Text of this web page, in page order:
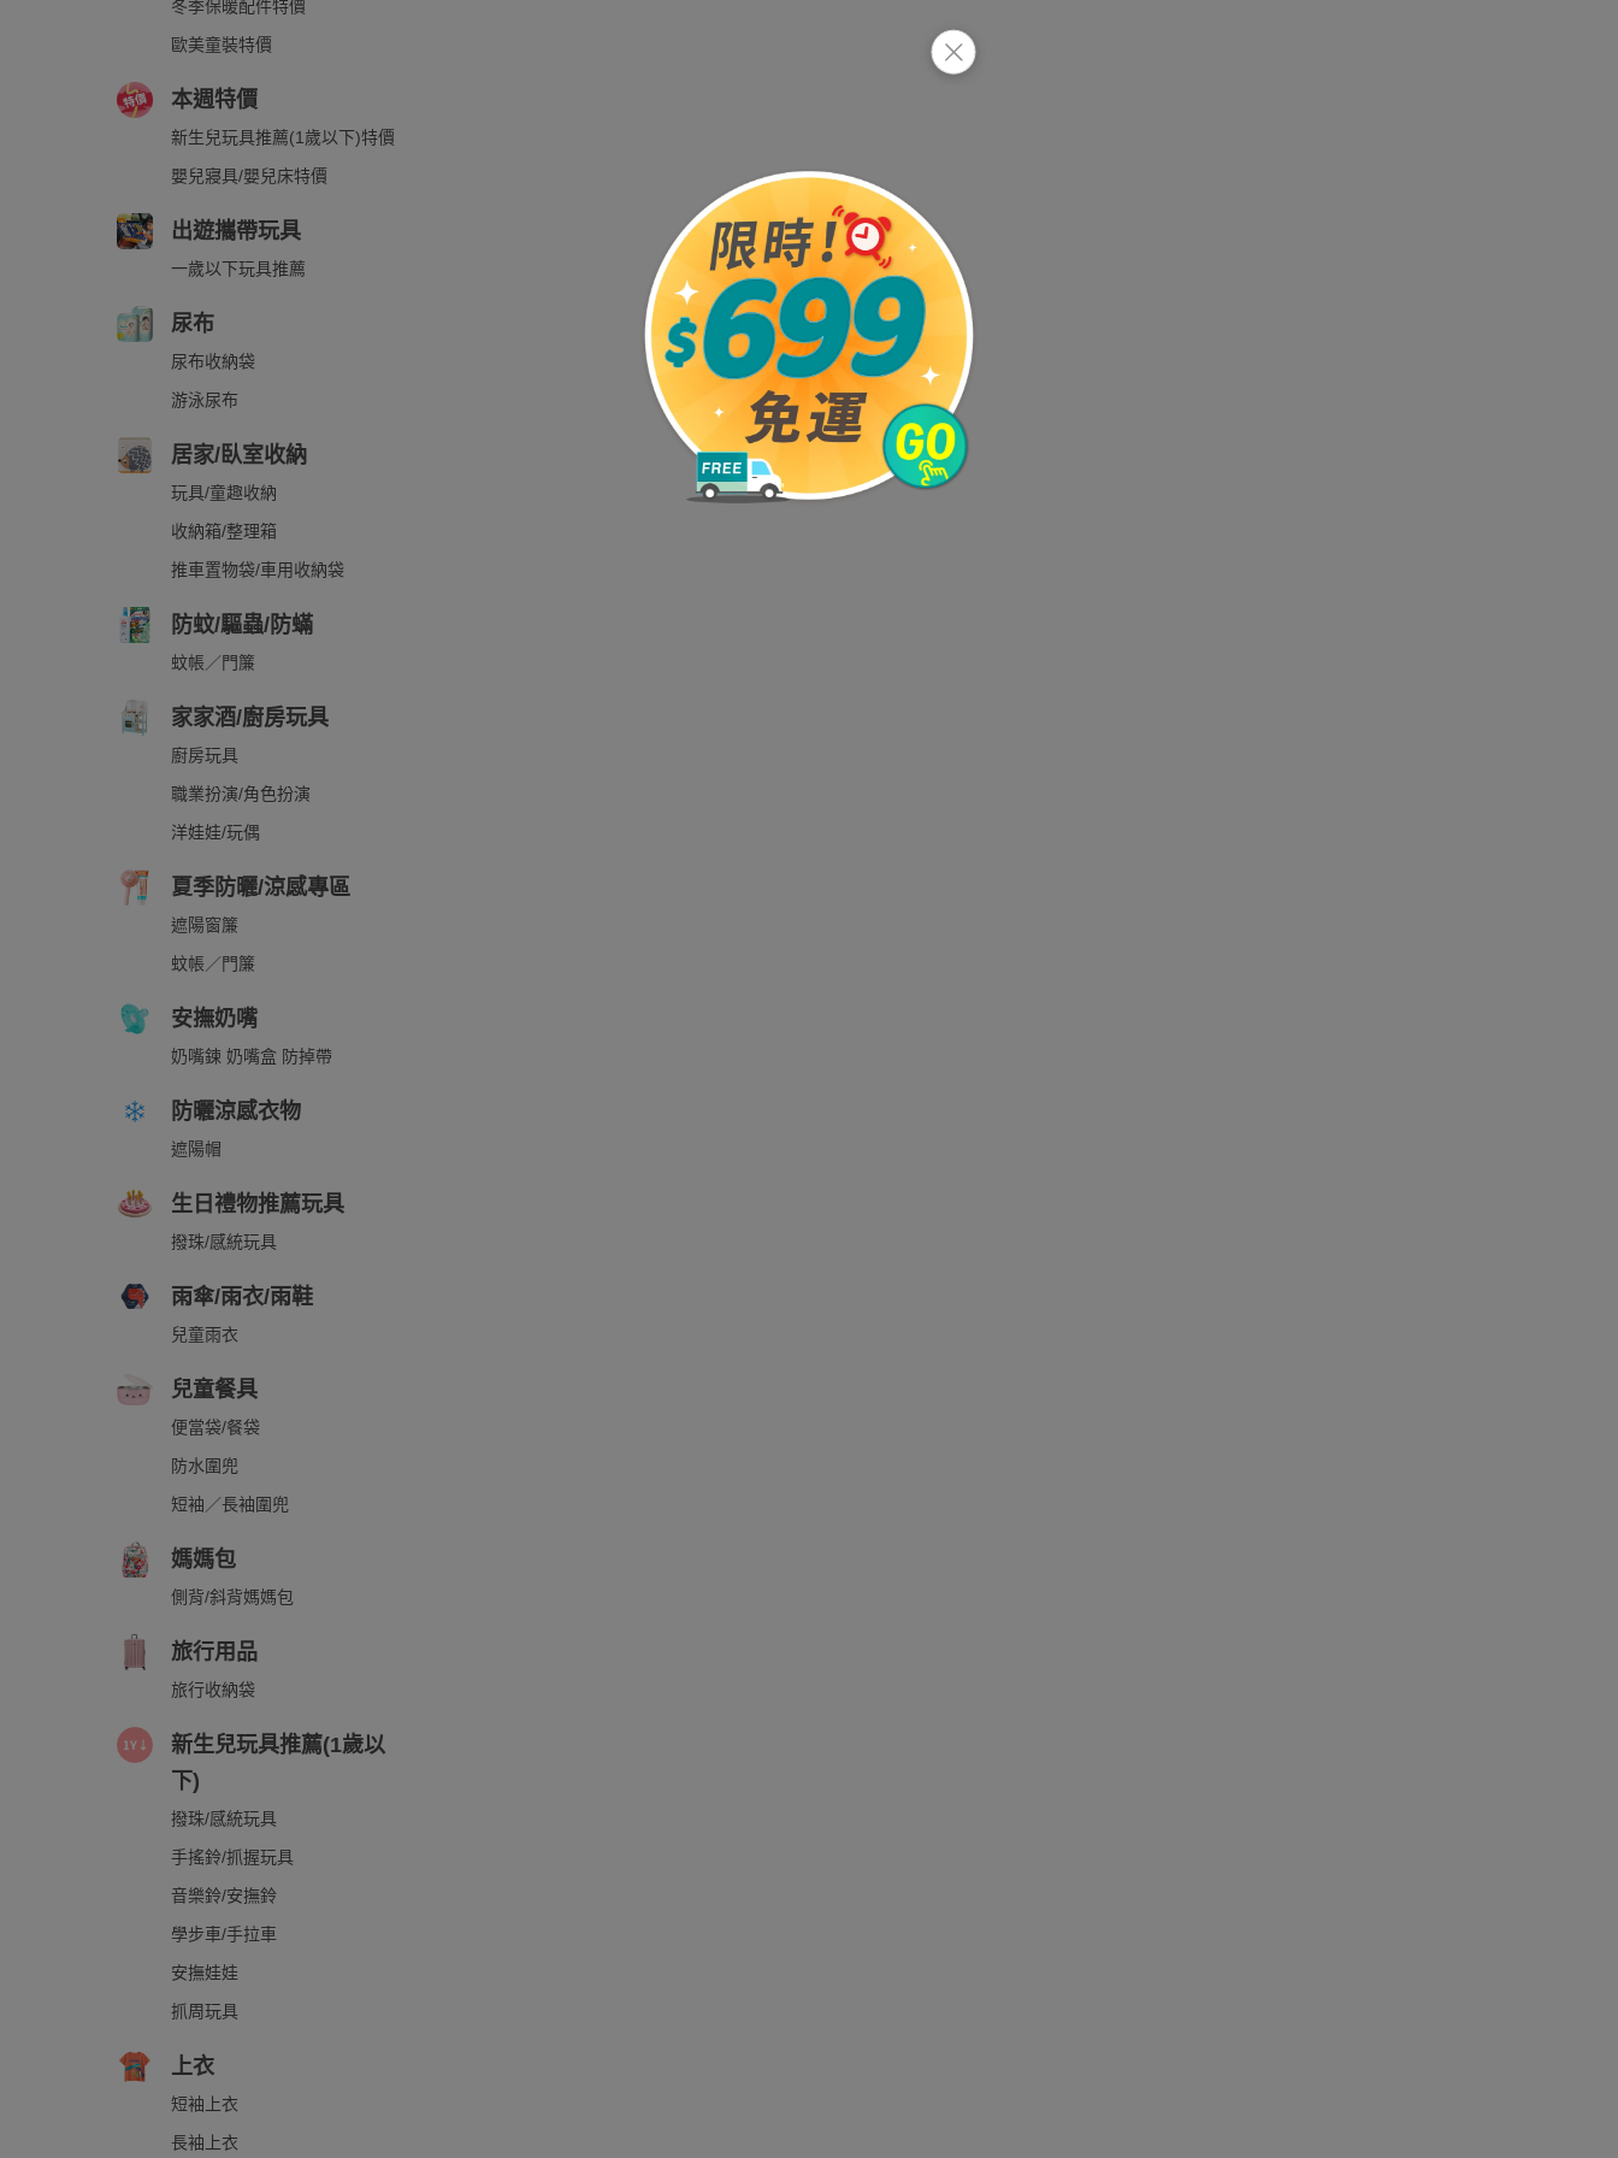
冬季保暖配件特價
歐美童裝特價
本週特價
新生兒玩具推薦(1歲以下)特價
嬰兒寢具/嬰兒床特價
出遊攜帶玩具
一歲以下玩具推薦
尿布
尿布收納袋
游泳尿布
居家/臥室收納
玩具/童趣收納
收納箱/整理箱
推車置物袋/車用收納袋
防蚊/驅蟲/防蟎
蚊帳／門簾
家家酒/廚房玩具
廚房玩具
職業扮演/角色扮演
洋娃娃/玩偶
夏季防曬/涼感專區
遮陽窗簾
蚊帳／門簾
安撫奶嘴
奶嘴鍊 奶嘴盒 防掉帶
防曬涼感衣物
遮陽帽
生日禮物推薦玩具
撥珠/感統玩具
雨傘/雨衣/雨鞋
兒童雨衣
兒童餐具
便當袋/餐袋
防水圍兜
短袖／長袖圍兜
媽媽包
側背/斜背媽媽包
旅行用品
旅行收納袋
新生兒玩具推薦(1歲以
下)
撥珠/感統玩具
手搖鈴/抓握玩具
音樂鈴/安撫鈴
學步車/手拉車
安撫娃娃
抓周玩具
上衣
短袖上衣
長袖上衣